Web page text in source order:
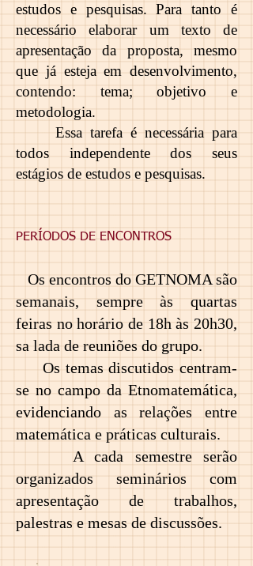
estudos e pesquisas. Para tanto é
necessário elaborar um texto de
apresentação da proposta, mesmo
que já esteja em desenvolvimento,
contendo: tema; objetivo e
metodologia.
Essa tarefa é necessária para
todos independente dos seus
estágios de estudos e pesquisas.
PERÍODOS DE ENCONTROS
Os encontros do GETNOMA são
semanais, sempre às quartas
feiras no horário de 18h às 20h30,
sa lada de reuniões do grupo.
Os temas discutidos centram-
se no campo da Etnomatemática,
evidenciando as relações entre
matemática e práticas culturais.
A cada semestre serão
organizados seminários com
apresentação de trabalhos,
palestras e mesas de discussões.